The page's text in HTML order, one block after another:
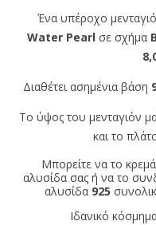
Ένα υπέροχο
Water Pearl σε σχήμα
Διαθέτει ασημένια βάση
Το ύψος του μενταγιόν
και το
Μπορείτε να το
αλυσίδα σας ή να το
αλυσίδα 925
Ιδανικό